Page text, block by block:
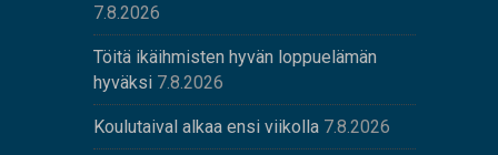
7.8.2026
Töitä ikäihmisten hyvän loppuelämän
hyväksi 7.8.2026
Koulutaival alkaa ensi viikolla 7.8.2026